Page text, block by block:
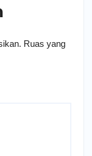
Ruas yang